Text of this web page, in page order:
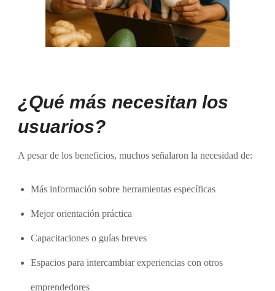
¿Qué más necesitan los
usuarios?
A pesar de los beneficios, muchos señalaron la necesidad de:
Más información sobre herramientas específicas
Mejor orientación práctica
Capacitaciones o guías breves
Espacios para intercambiar experiencias con otros
emprendedores